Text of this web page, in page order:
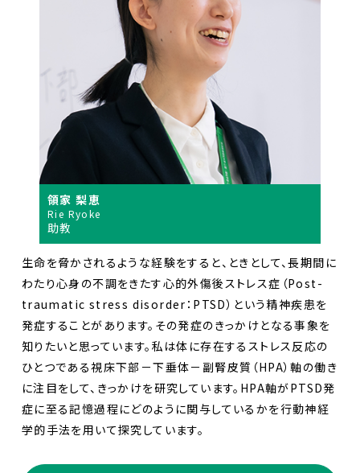
領家 梨恵
Rie Ryoke
助教
生命を脅かされるような経験をすると、ときとして、長期間に
わたり心身の不調をきたす心的外傷後ストレス症（Post-
traumatic stress disorder：PTSD）という精神疾患を
発症することがあります。その発症のきっかけとなる事象を
知りたいと思っています。私は体に存在するストレス反応の
ひとつである視床下部－下垂体－副腎皮質（HPA）軸の働き
に注目をして、きっかけを研究しています。HPA軸がPTSD発
症に至る記憶過程にどのように関与しているかを行動神経
学的手法を用いて探究しています。